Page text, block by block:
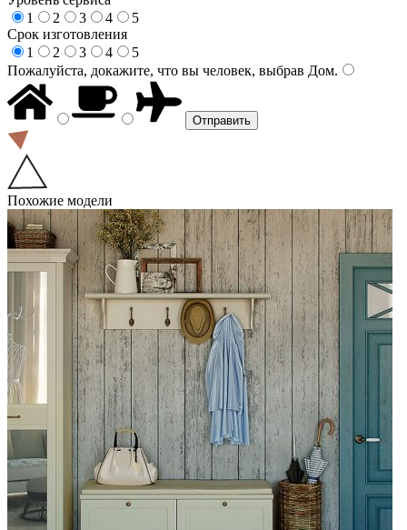
1
2 3 4
5
Срок изготовления
1
2 3 4
5
Пожалуйста, докажите, что вы человек, выбрав Дом.
Похожие модели